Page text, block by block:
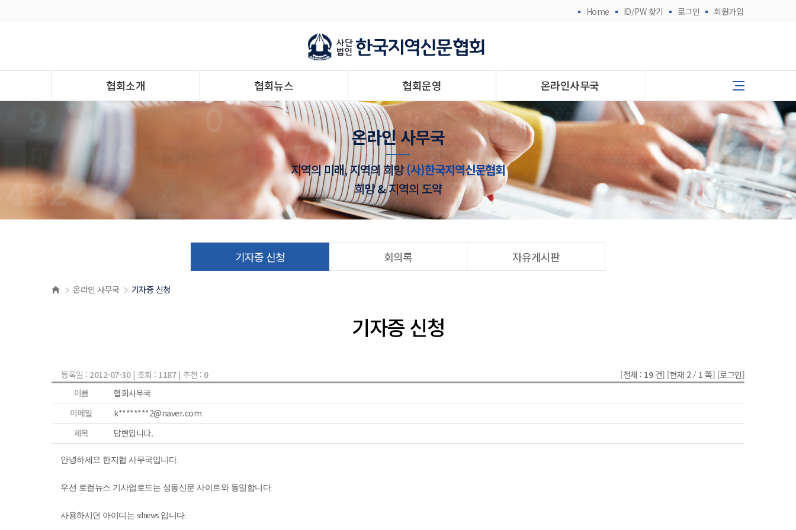
Home ID/PW 찾기 로그인 회원가입
협회소개 협회뉴스 협회운영 온라인사무국
온라인 사무국
지역의 미래, 지역의 희망(사)한국지역신문협회
희망 & 지역의 도약
기자증 신청 회의록 자유게시판
온라인 사무국 기자증 신청
기자증 신청
등록일 : 2012-07-30| 조회 : 1187| 추천 : 0 [전체 : 19건] [현재 2 / 1 쪽] [로그인]
이름
협회사무국
이메일
k********2@naver.com
제목
답변입니다.
안녕하세요 한지협 사무국입니다.
우선 로컬뉴스 기사업로드는 성동신문 사이트와 동일합니다.
사용하시던 아이디는 sdnews 입니다.